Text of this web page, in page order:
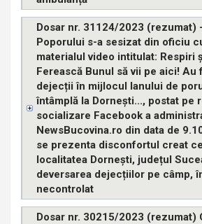
Dosar nr. 31124/2023 (rezumat)
Poporului s-a sesizat din oficiu
materialul video intitulat: Respiri
Ferească Bunul să vii pe aici! Au
dejecții în mijlocul lanului de
întâmplă la Dornești..., postat pe
socializare Facebook a
NewsBucovina.ro din data de
se prezenta disconfortul creat
localitatea Dornești, județul
deversarea dejecțiilor pe câmp,
necontrolat
Dosar nr. 30215/2023 (rezumat)